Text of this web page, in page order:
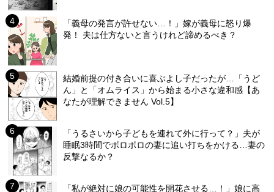
「義母の発言が許せない…！」嫁が義母に怒り爆
発！ 夫は仕方ないと言うけれど諦めるべき？
結婚前提の付き合いに喜ぶよし子だったが…「うど
ん」と「オムライス」から始まる小さな違和感【あ
なたが理解できません Vol.5】
「うるさいから子どもを連れて外に行って？」夫が
睡眠3時間でボロボロの妻に追い打ちをかける…妻の
反撃なるか？
「私が絶対に娘の可能性を開花させる…！」娘に高